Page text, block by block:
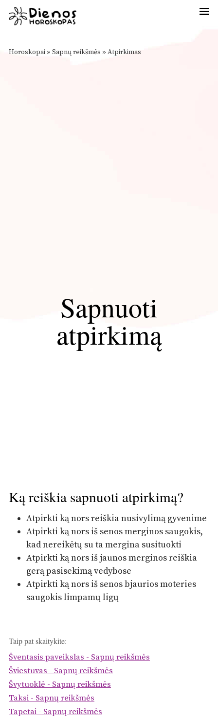
Horoskopai » Sapnų reikšmės » Atpirkimas
Sapnuoti
atpirkimą
Ką reiškia sapnuoti atpirkimą?
Atpirkti ką nors reiškia nusivylimą gyvenime
Atpirkti ką nors iš senos merginos saugokis,
kad nereikėtų su ta mergina susituokti
Atpirkti ką nors iš jaunos merginos reiškia
gerą pasisekimą vedybose
Atpirkti ką nors iš senos bjaurios moteries
saugokis limpamų ligų
Taip pat skaitykite:
Šventasis paveikslas - Sapnų reikšmės
Šviestuvas - Sapnų reikšmės
Švytuoklė - Sapnų reikšmės
Taksi - Sapnų reikšmės
Tapetai - Sapnų reikšmės